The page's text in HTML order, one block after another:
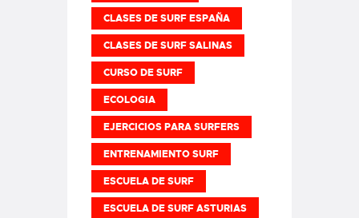
CLASES DE SURF ESPAÑA
CLASES DE SURF SALINAS
CURSO DE SURF
ECOLOGIA
EJERCICIOS PARA SURFERS
ENTRENAMIENTO SURF
ESCUELA DE SURF
ESCUELA DE SURF ASTURIAS